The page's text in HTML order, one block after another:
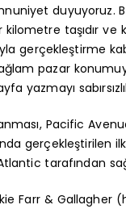
duyuyoruz.
taşıdır ve
gerçekleştirme
pazar
yazmayı
Pacific
gerçekleştirilen
tarafından
Farr &